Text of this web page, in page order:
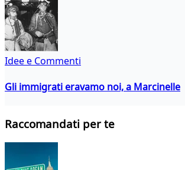
Idee e Commenti
Gli immigrati eravamo noi, a Marcinelle
Raccomandati per te